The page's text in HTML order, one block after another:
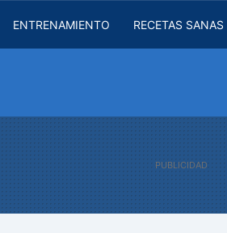
ENTRENAMIENTO RECETAS SANAS